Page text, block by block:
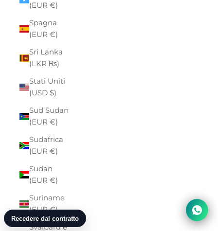
(EUR €)
Spagna
(EUR €)
Sri Lanka
(LKR ₨)
Stati Uniti
(USD $)
Sud Sudan
(EUR €)
Sudafrica
(EUR €)
Sudan
(EUR €)
Suriname
(EUR €)
Svalbard e